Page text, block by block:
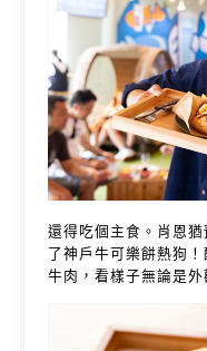
還得吃個主食。肖恩
了神戶牛可樂餅熱狗
牛肉，看樣子無論是